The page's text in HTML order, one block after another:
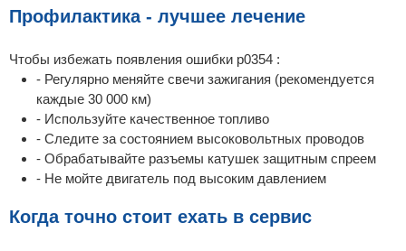
Профилактика - лучшее лечение
Чтобы избежать появления ошибки p0354 :
- Регулярно меняйте свечи зажигания (рекомендуется
каждые 30 000 км)
- Используйте качественное топливо
- Следите за состоянием высоковольтных проводов
- Обрабатывайте разъемы катушек защитным спреем
- Не мойте двигатель под высоким давлением
Когда точно стоит ехать в сервис